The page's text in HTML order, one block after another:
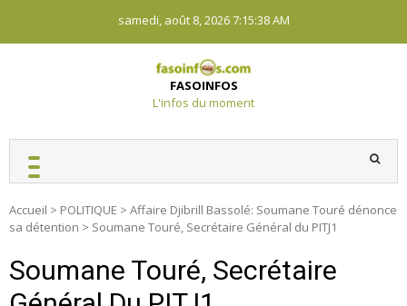
content
samedi, août 8, 20267:15:39 AM
FASOINFOS
L'infos du moment
Accueil > POLITIQUE > Affaire Djibrill Bassolé: Soumane Touré dénonce
sa détention > Soumane Touré, Secrétaire Général du PITJ1
Soumane Touré, Secrétaire